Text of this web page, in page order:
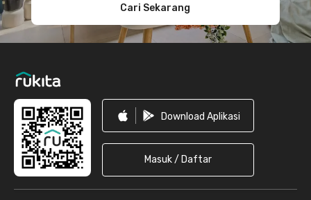
Cari Sekarang
Download Aplikasi
Masuk / Daftar